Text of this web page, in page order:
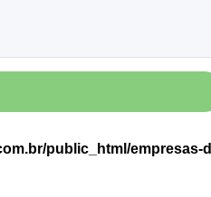
public_html/empresas-